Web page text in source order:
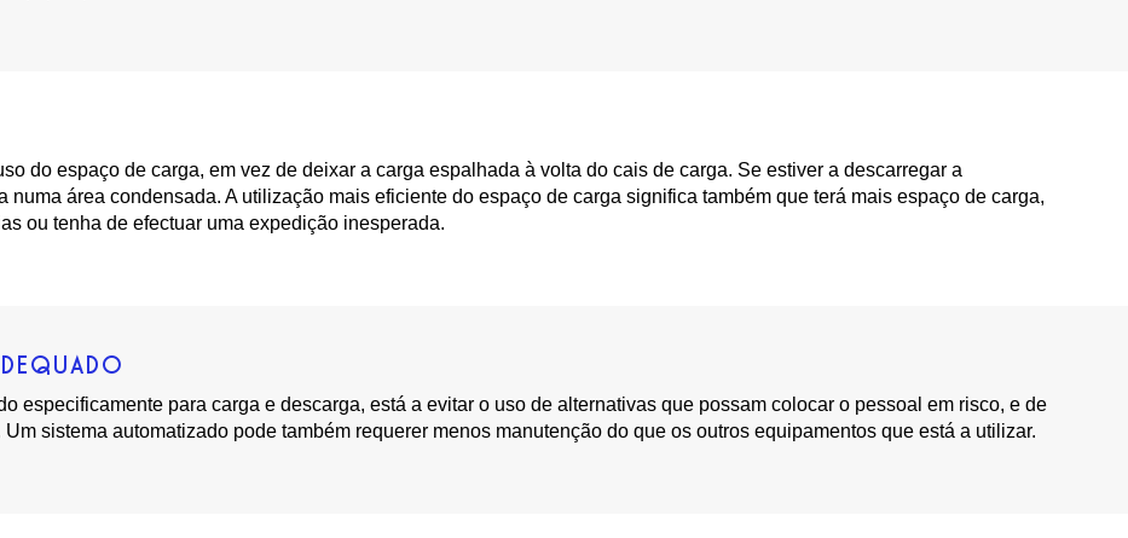
do espaço de carga, em vez de deixar a carga espalhada à volta do cais de carga. Se estiver a descarregar a
numa área condensada. A utilização mais eficiente do espaço de carga significa também que terá mais espaço de carga,
ou tenha de efectuar uma expedição inesperada.
especificamente para carga e descarga, está a evitar o uso de alternativas que possam colocar o pessoal em risco, e de
sistema automatizado pode também requerer menos manutenção do que os outros equipamentos que está a utilizar.